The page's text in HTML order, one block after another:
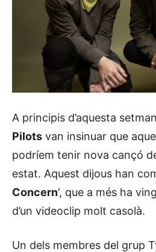
A principis d’aquesta
Pilots van insinuar que
podríem tenir nova cançó
estat. Aquest dijous han
Concern‘, que a més ha
d’un videoclip molt casolà.
Un dels membres del grup